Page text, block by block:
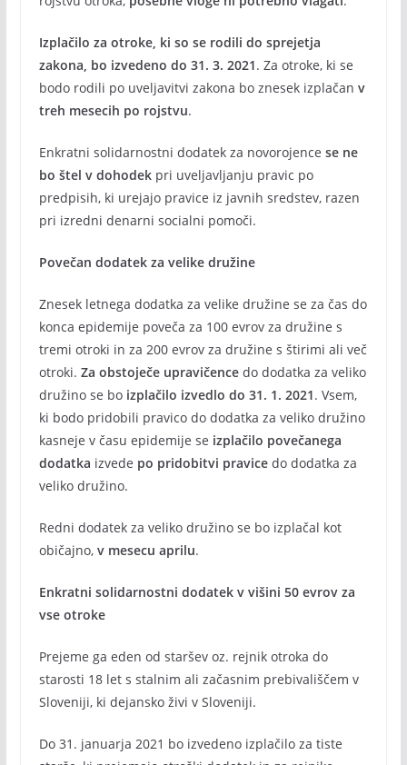
Izplačilo za otroke, ki so se rodili do sprejetja
zakona, bo izvedeno do 31. 3. 2021. Za otroke, ki se
bodo rodili po uveljavitvi zakona bo znesek izplačan v
treh mesecih po rojstvu.
Enkratni solidarnostni dodatek za novorojence se ne
bo štel v dohodekpri uveljavljanju pravic po
predpisih, ki urejajo pravice iz javnih sredstev, razen
pri izredni denarni socialni pomoči.
Povečan dodatek za velike družine
Znesek letnega dodatka za velike družine se za čas do
konca epidemije poveča za 100 evrov za družine s
tremi otroki in za 200 evrov za družine s štirimi ali več
otroki. Za obstoječe upravičencedo dodatka za veliko
družino se bo izplačilo izvedlo do 31. 1. 2021. Vsem,
ki bodo pridobili pravico do dodatka za veliko družino
kasneje v času epidemije se izplačilo povečanega
dodatka izvede po pridobitvi pravicedo dodatka za
veliko družino.
Redni dodatek za veliko družino se bo izplačal kot
običajno, v mesecu aprilu.
Enkratni solidarnostni dodatek v višini 50 evrov za
vse otroke
Prejeme ga eden od staršev oz. rejnik otroka do
starosti 18 let s stalnim ali začasnim prebivališčem v
Sloveniji, ki dejansko živi v Sloveniji.
Do 31. januarja 2021 bo izvedeno izplačilo za tiste